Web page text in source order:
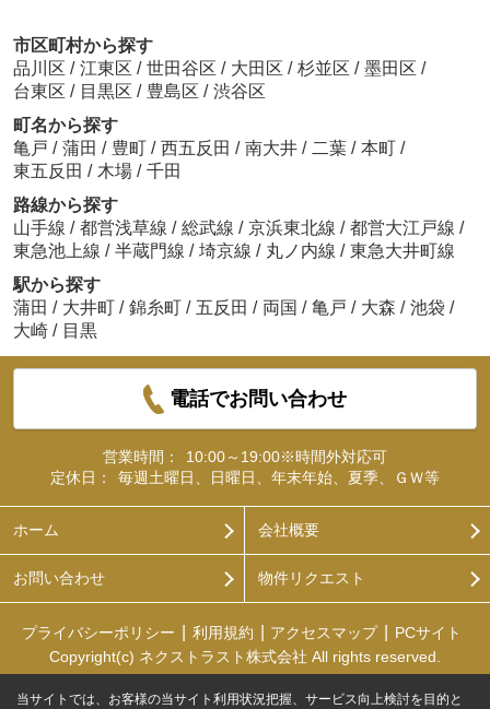
市区町村から探す
品川区 / 江東区 / 世田谷区 / 大田区 / 杉並区 / 墨田区 /
台東区 / 目黒区 / 豊島区 / 渋谷区
町名から探す
亀戸 / 蒲田 / 豊町 / 西五反田 / 南大井 / 二葉 / 本町 /
東五反田 / 木場 / 千田
路線から探す
山手線 / 都営浅草線 / 総武線 / 京浜東北線 / 都営大江戸線 /
東急池上線 / 半蔵門線 / 埼京線 / 丸ノ内線 / 東急大井町線
駅から探す
蒲田 / 大井町 / 錦糸町 / 五反田 / 両国 / 亀戸 / 大森 / 池袋 /
大崎 / 目黒
電話でお問い合わせ
営業時間：
10:00～19:00※時間外対応可
定休日：
毎週土曜日、日曜日、年末年始、夏季、ＧＷ等
ホーム 会社概要
お問い合わせ 物件リクエスト
プライバシーポリシー 利用規約 アクセスマップ
PCサイト
Copyright(c) ネクストラスト株式会社 All rights reserved.
当サイトでは、お客様の当サイト利用状況把握、サービス向上検討を目的と